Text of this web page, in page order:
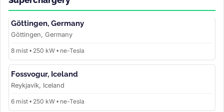
Göttingen, Germany
Göttingen, Germany
8 míst • 250 kW • ne-Tesla
Fossvogur, Iceland
Reykjavík, Iceland
6 míst • 250 kW • ne-Tesla